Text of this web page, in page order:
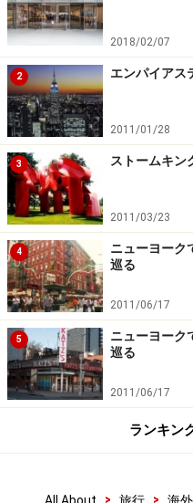
2018/02/07
2 エンパイアス
2011/01/28
3 ストームキン
2011/03/23
4
ニューヨーク
巡る
2011/06/17
5
ニューヨーク
巡る
2011/06/17
ランキン
> >